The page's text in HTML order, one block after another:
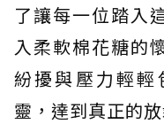
了讓每一位踏入
入柔軟棉花糖的
紛擾與壓力輕
靈，達到真正的放